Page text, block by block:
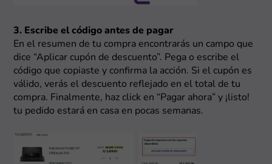
3. Escribe el código antes de pagar
En el resumen de tu compra encontrarás un campo que
dice “Aplicar cupón de descuento”. Pega o escribe el
código que copiaste y confirma la acción. Si el cupón es
válido, verás el descuento reflejado en el total de tu
compra. Finalmente, haz click en “Pagar ahora” y ¡listo!
tu pedido estará en casa en pocas semanas.